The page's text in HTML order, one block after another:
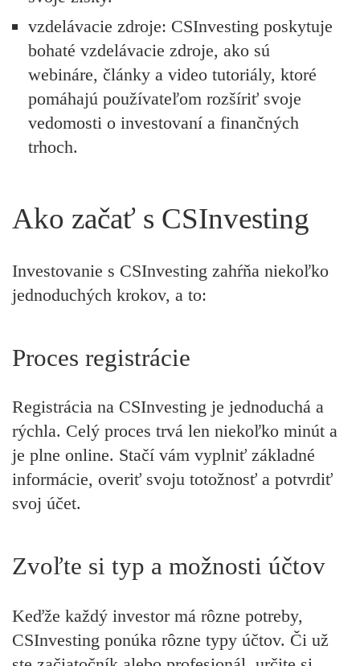
vzdelávacie zdroje: CSInvesting poskytuje
bohaté vzdelávacie zdroje, ako sú
webináre, články a video tutoriály, ktoré
pomáhajú používateľom rozšíriť svoje
vedomosti o investovaní a finančných
trhoch.
Ako začať s CSInvesting
Investovanie s CSInvesting zahŕňa niekoľko
jednoduchých krokov, a to:
Proces registrácie
Registrácia na CSInvesting je jednoduchá a
rýchla. Celý proces trvá len niekoľko minút a
je plne online. Stačí vám vyplniť základné
informácie, overiť svoju totožnosť a potvrdiť
svoj účet.
Zvoľte si typ a možnosti účtov
Keďže každý investor má rôzne potreby,
CSInvesting ponúka rôzne typy účtov. Či už